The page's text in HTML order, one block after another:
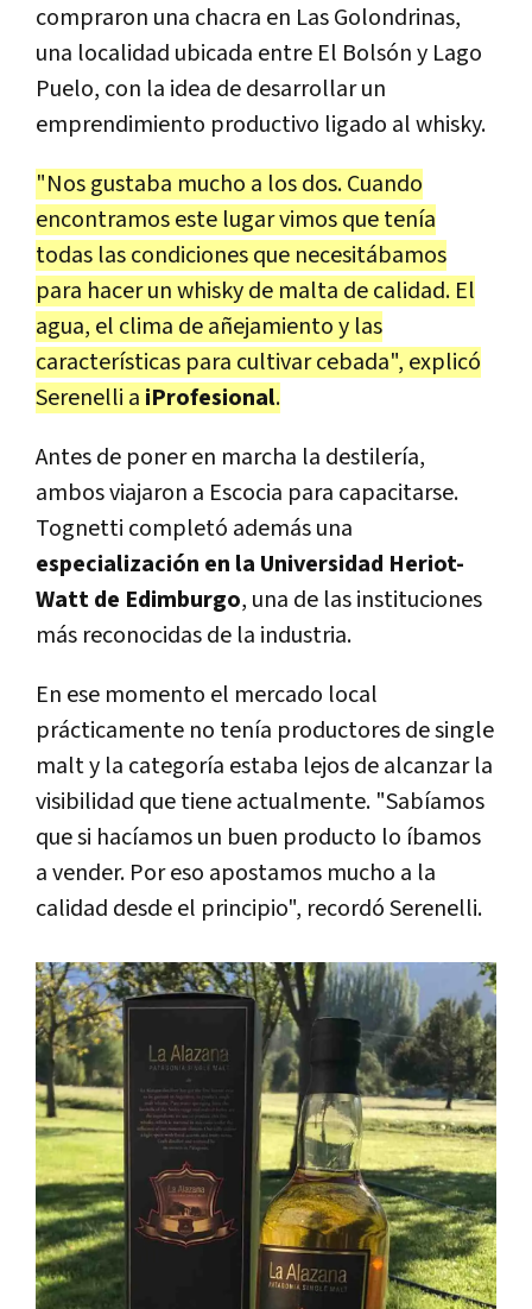
compraron una chacra en Las Golondrinas,
una localidad ubicada entre El Bolsón y Lago
Puelo, con la idea de desarrollar un
emprendimiento productivo ligado al whisky.
"Nos gustaba mucho a los dos. Cuando
encontramos este lugar vimos que tenía
todas las condiciones que necesitábamos
para hacer un whisky de malta de calidad. El
agua, el clima de añejamiento y las
características para cultivar cebada", explicó
Serenelli a iProfesional.
Antes de poner en marcha la destilería,
ambos viajaron a Escocia para capacitarse.
Tognetti completó además una
especialización en la Universidad Heriot-
Watt de Edimburgo, una de las instituciones
más reconocidas de la industria.
En ese momento el mercado local
prácticamente no tenía productores de single
malt y la categoría estaba lejos de alcanzar la
visibilidad que tiene actualmente. "Sabíamos
que si hacíamos un buen producto lo íbamos
a vender. Por eso apostamos mucho a la
calidad desde el principio", recordó Serenelli.